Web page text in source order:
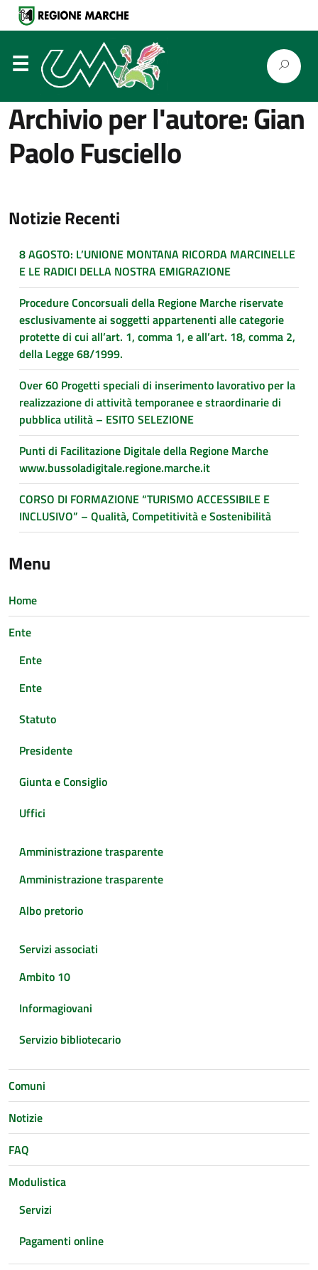
Archivio per l'autore: Gian
Paolo Fusciello
Notizie Recenti
8 AGOSTO: L’UNIONE MONTANA RICORDA MARCINELLE
E LE RADICI DELLA NOSTRA EMIGRAZIONE
Procedure Concorsuali della Regione Marche riservate
esclusivamente ai soggetti appartenenti alle categorie
protette di cui all’art. 1, comma 1, e all’art. 18, comma 2,
della Legge 68/1999.
Over 60 Progetti speciali di inserimento lavorativo per la
realizzazione di attività temporanee e straordinarie di
pubblica utilità – ESITO SELEZIONE
Punti di Facilitazione Digitale della Regione Marche
www.bussoladigitale.regione.marche.it
CORSO DI FORMAZIONE “TURISMO ACCESSIBILE E
INCLUSIVO” – Qualità, Competitività e Sostenibilità
Menu
Home
Ente
Ente
Ente
Statuto
Presidente
Giunta e Consiglio
Uffici
Amministrazione trasparente
Amministrazione trasparente
Albo pretorio
Servizi associati
Ambito 10
Informagiovani
Servizio bibliotecario
Comuni
Notizie
FAQ
Modulistica
Servizi
Pagamenti online